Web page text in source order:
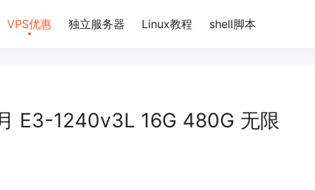
VPS优惠 独立服务器 Linux教程 shell脚本
E3-1240v3L 16G 480G 无限